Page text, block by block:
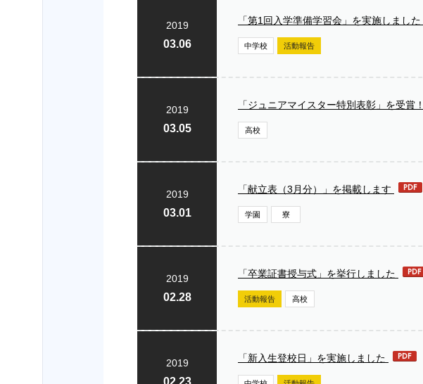
2019
03.06
「第1回入学準備学習会」を実施しました
中学校 活動報告
2019
03.05
「ジュニアマイスター特別表彰」を受賞！
高校
2019
03.01
「献立表（3月分）」を掲載します
学園 寮
2019
02.28
「卒業証書授与式」を挙行しました
活動報告 高校
2019
02.23
「新入生登校日」を実施しました